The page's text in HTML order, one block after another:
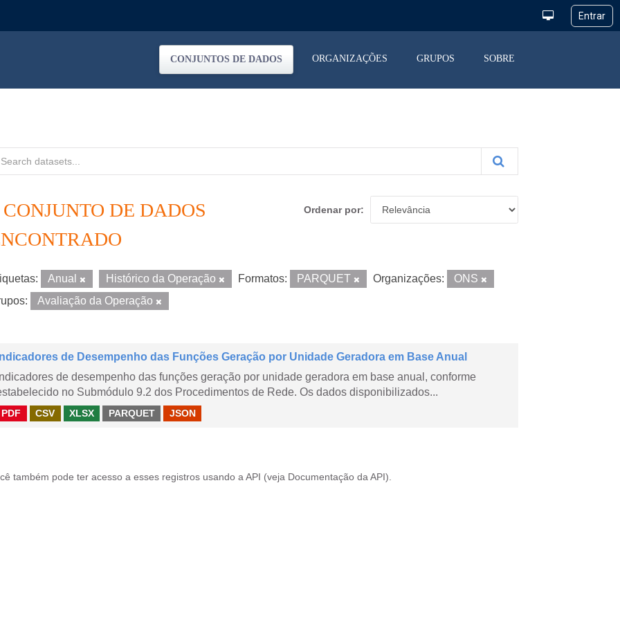
CONJUNTOS DE DADOS ORGANIZAÇÕES GRUPOS SOBRE
Ordenar por
CONJUNTO DE DADOS
Anual Histórico da Operação Formatos: PARQUET Organizações:
ONS
Avaliação da Operação
Indicadores de Desempenho das Funções Geração por Unidade Geradora em Base Anual
Indicadores de desempenho das funções geração por unidade geradora em base anual, conforme
no Submódulo 9.2 dos Procedimentos de Rede. Os dados disponibilizados...
PDF CSV XLSX PARQUET JSON
também pode ter acesso a esses registros usando a API (veja Documentação da API ).